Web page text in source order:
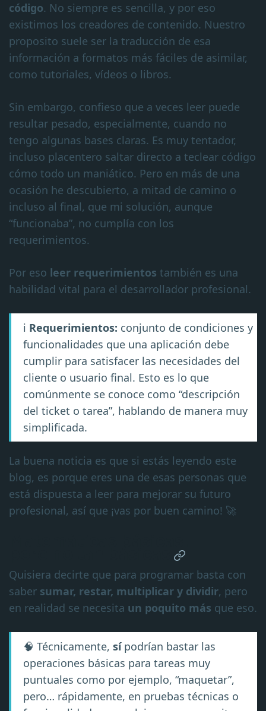
código. No siempre es sencilla, y por eso
existimos los creadores de contenido. Nuestro
proposito suele ser la traducción de esa
información a formatos más fáciles de asimilar,
como tutoriales, vídeos o libros.
Sin embargo, confieso que a veces leer puede
resultar pesado, especialmente, cuando no
tengo algunas bases claras. Es muy tentador,
incluso placentero saltar directo a teclear código
cómo todo un maniático. Pero en más de una
ocasión he descubierto, a mitad de camino o
incluso al final, que mi solución, aunque
“funcionaba”, no cumplía con los
requerimientos.
Por eso leer requerimientos también es una
habilidad vital para el desarrollador profesional.
ℹ️ Requerimientos: conjunto de condiciones y
funcionalidades que una aplicación debe
cumplir para satisfacer las necesidades del
cliente o usuario final. Esto es lo que
comúnmente se conoce como “descripción
del ticket o tarea”, hablando de manera muy
simplificada.
La buena noticia es que si estás leyendo este
blog, es porque eres una de esas personas que
está dispuesta a leer para mejorar su futuro
profesional, así que ¡vas por buen camino! 🚀
Quisiera decirte que para programar basta con
saber sumar, restar, multiplicar y dividir, pero
en realidad se necesita un poquito más que eso.
🧠 Técnicamente, sípodrían bastar las
operaciones básicas para tareas muy
puntuales como por ejemplo, “maquetar”,
pero… rápidamente, en pruebas técnicas o